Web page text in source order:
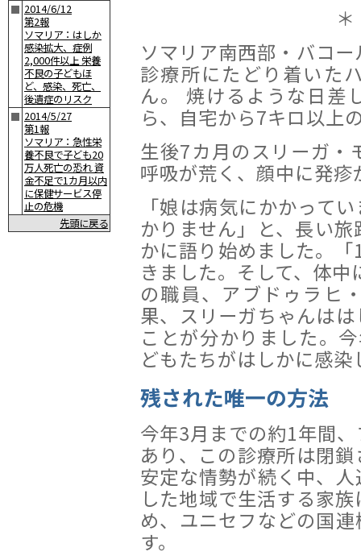
■ 2014/6/12
第2報
ソマリア：はしか
感染拡大、症例
2,000件以上 栄養
不良の子どもほ
ど、感染、死亡、
後遺症のリスク
■ 2014/5/27
第1報
ソマリア：急性栄
養不良で子ども20
万人死亡の恐れ 資
金不足で1カ月以内
に保健サービス停
止の危機
先頭に戻る
ソマリア南西部・バコ
診療所にたどり着いた
ん。 焼けるような日差
ら、自宅から7キロ以上
生後7カ月のスリーガ・
呼吸が荒く、顔中に発
「娘は病気にかかって
かりません」と、長い
かに語り始めました。
きました。そして、体
の職員、アブドゥラヒ
果、スリーガちゃんは
ことが分かりました。
どもたちがはしかに感染
残された唯一の方法
今年3月までの約1年間
あり、この診療所は閉
安定な情勢が続く中、
した地域で生活する家
め、ユニセフなどの国
す。